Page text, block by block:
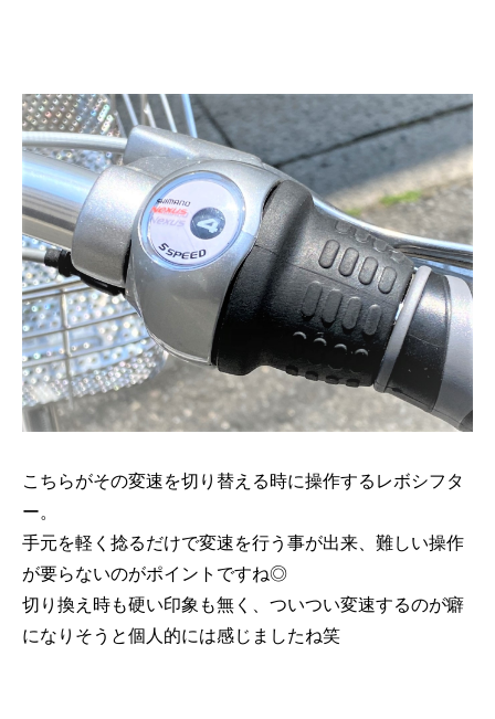
こちらがその変速を切り替える時に操作するレボシフタ
ー。
手元を軽く捻るだけで変速を行う事が出来、難しい操作
が要らないのがポイントですね◎
切り換え時も硬い印象も無く、ついつい変速するのが癖
になりそうと個人的には感じましたね笑